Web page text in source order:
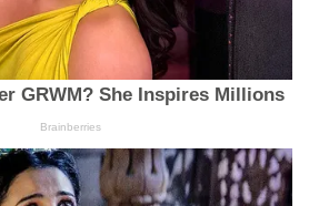
GRWM? She Inspires Millions
Brainberries